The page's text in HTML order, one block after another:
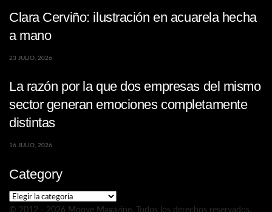
Clara Cerviño: ilustración en acuarela hecha
a mano
23 JULIO, 2026
La razón por la que dos empresas del mismo
sector generan emociones completamente
distintas
16 JULIO, 2026
Category
Category